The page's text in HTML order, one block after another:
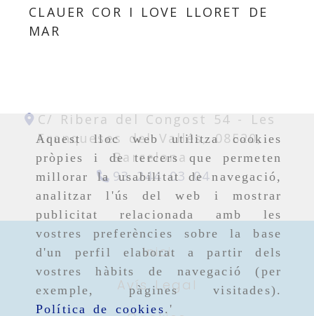
Aquest lloc web utilitza cookies
pròpies i de tercers que permeten
millorar la usabilitat de navegació,
analitzar l'ús del web i mostrar
publicitat relacionada amb les
vostres preferències sobre la base
d'un perfil elaborat a partir dels
vostres hàbits de navegació (per
exemple, pàgines visitades).
Política de cookies.'
CLAUER COR I LOVE LLORET DE
MAR
C/ Ribera del Congost 54 -
Les
Franqueses del Vallés,08520,
Barcelona
93 244 03 04
Inici
Avís Legal